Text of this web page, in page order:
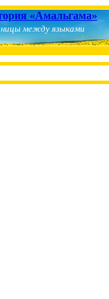
«Амальгама»
между языками